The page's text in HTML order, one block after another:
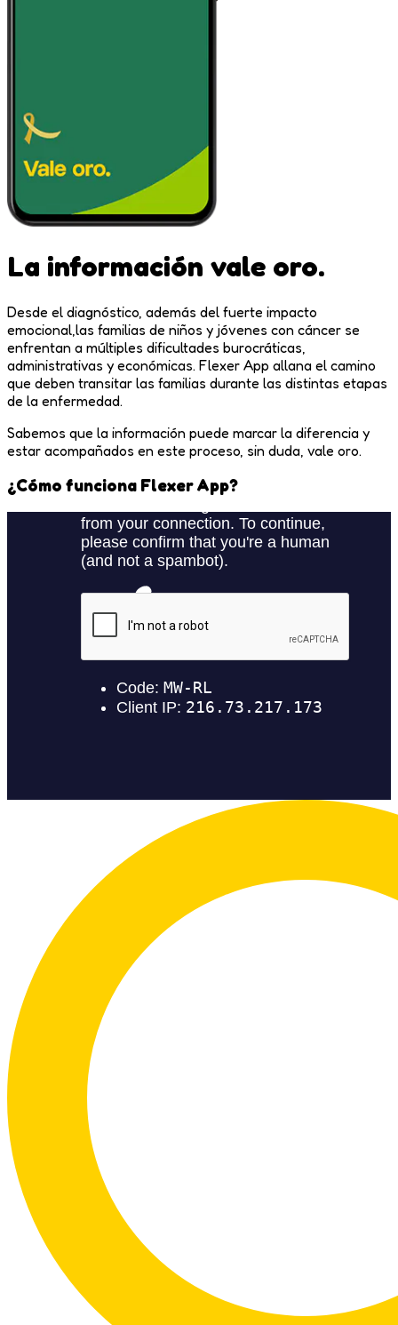
La información vale oro.
Desde el diagnóstico, además del fuerte impacto
emocional,las familias de niños y jóvenes con cáncer se
enfrentan a múltiples dificultades burocráticas,
administrativas y económicas. Flexer App allana el camino
que deben transitar las familias durante las distintas etapas
de la enfermedad.
Sabemos que la información puede marcar la diferencia y
estar acompañados en este proceso, sin duda, vale oro.
¿Cómo funciona Flexer App?